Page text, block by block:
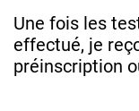
Une fois les
effectué, je
préinscription